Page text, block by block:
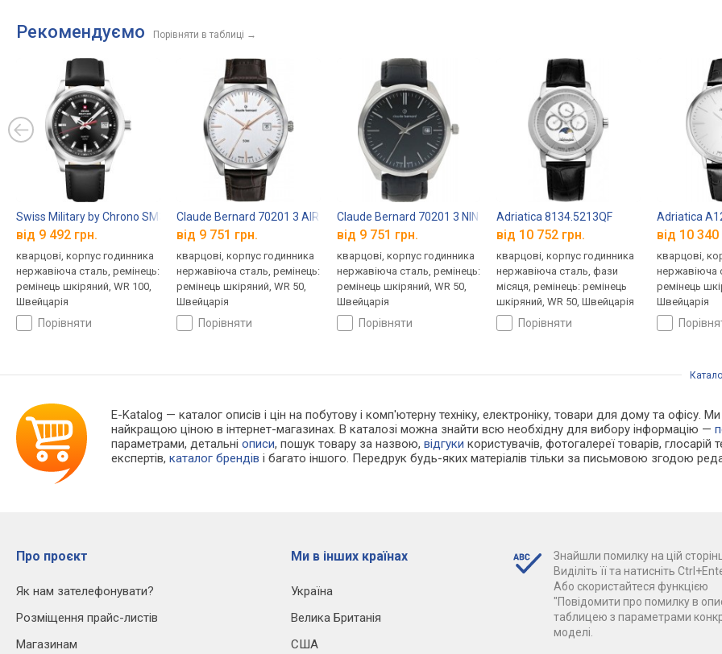
Рекомендуємо Порівняти в таблиці →
Swiss Military by Chrono SM34094.05
від 9 492 грн.
кварцові, корпус годинника
нержавіюча сталь, ремінець:
ремінець шкіряний, WR 100,
Швейцарія
порівняти
Claude Bernard 70201 3 AIR
від 9 751 грн.
кварцові, корпус годинника
нержавіюча сталь, ремінець:
ремінець шкіряний, WR 50,
Швейцарія
порівняти
Claude Bernard 70201 3 NIN
від 9 751 грн.
кварцові, корпус годинника
нержавіюча сталь, ремінець:
ремінець шкіряний, WR 50,
Швейцарія
порівняти
Adriatica 8134.5213QF
від 10 752 грн.
кварцові, корпус годинника
нержавіюча сталь, фази
місяця, ремінець: ремінець
шкіряний, WR 50, Швейцарія
порівняти
Adriatica
від 10 340
кварцові,
нержавіюча
ремінець
Швейцарія
E-Katalog — каталог описів і цін на побутову і комп'ютерну техніку, електроніку, товари для дому та офісу.
найкращою ціною в інтернет-магазинах. В каталозі можна знайти всю необхідну для вибору інформацію —
параметрами, детальніописи, пошук товару за назвою,відгуки користувачів, фотогалереї товарів, глосарій
експертів,каталог брендів і багато іншого. Передрук будь-яких матеріалів тільки за письмовою згодою
Про проєкт
Як нам зателефонувати?
Розміщення прайс-листів
Магазинам
Ми в інших країнах
Україна
Велика Британія
США
Знайшли помилку на цій
Виділіть її та натисніть
Або скористайтеся функцією
"Повідомити про помилку в
таблицею з параметрами
моделі.